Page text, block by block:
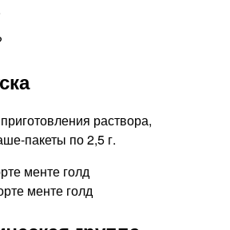
раствора,
пакеты по 2,5 г.